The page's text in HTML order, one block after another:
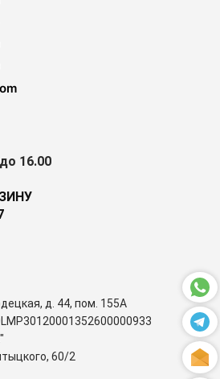
16.00
д. 44, пом. 155А
60/2